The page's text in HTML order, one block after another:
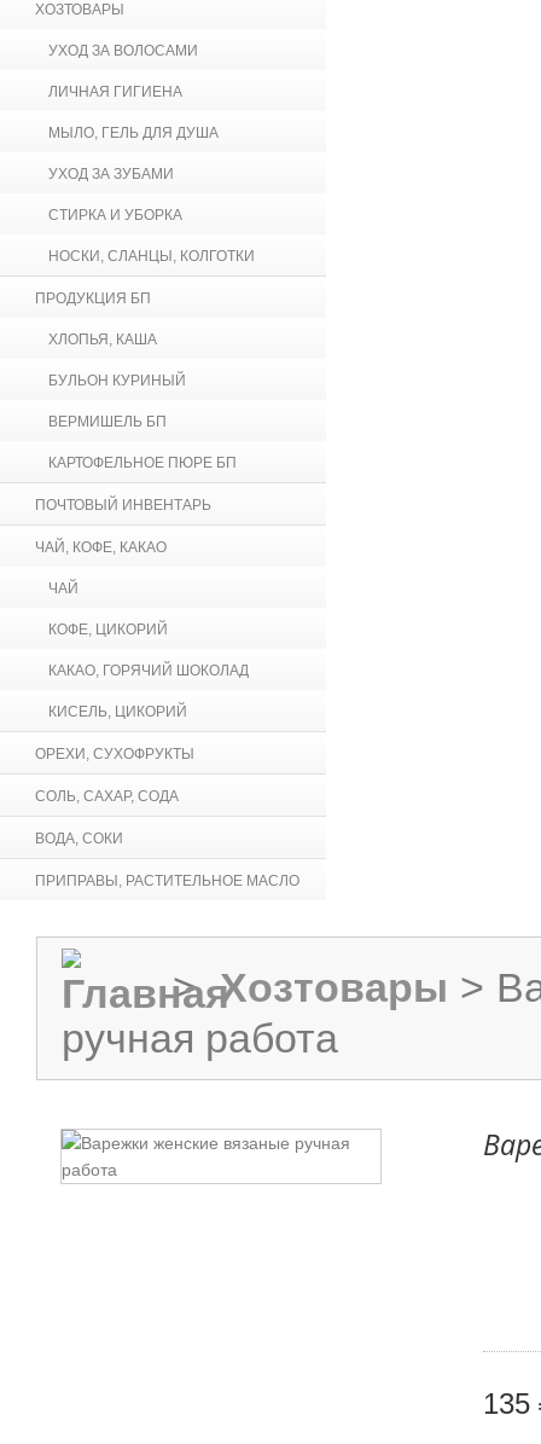
ХОЗТОВАРЫ
УХОД ЗА ВОЛОСАМИ
ЛИЧНАЯ ГИГИЕНА
МЫЛО, ГЕЛЬ ДЛЯ ДУША
УХОД ЗА ЗУБАМИ
СТИРКА И УБОРКА
НОСКИ, СЛАНЦЫ, КОЛГОТКИ
ПРОДУКЦИЯ БП
ХЛОПЬЯ, КАША
БУЛЬОН КУРИНЫЙ
ВЕРМИШЕЛЬ БП
КАРТОФЕЛЬНОЕ ПЮРЕ БП
ПОЧТОВЫЙ ИНВЕНТАРЬ
ЧАЙ, КОФЕ, КАКАО
ЧАЙ
КОФЕ, ЦИКОРИЙ
КАКАО, ГОРЯЧИЙ ШОКОЛАД
КИСЕЛЬ, ЦИКОРИЙ
ОРЕХИ, СУХОФРУКТЫ
СОЛЬ, САХАР, СОДА
ВОДА, СОКИ
ПРИПРАВЫ, РАСТИТЕЛЬНОЕ МАСЛО
> Хозтовары >
ручная работа
135